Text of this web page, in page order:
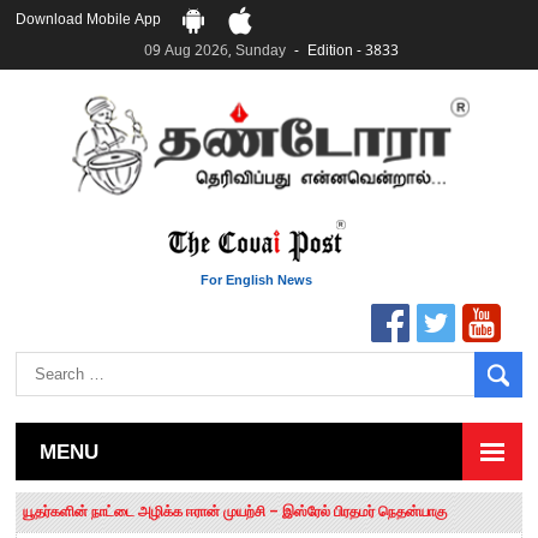
Download Mobile App
09 Aug 2026, Sunday
Edition - 3833
For English News
MENU
யூதர்களின் நாட்டை அழிக்க ஈரான் முயற்சி – இஸ்ரேல் பிரதமர் நெதன்யாகு
“மக்களால் நிராகரிக்கப்பட்டவர் ஸ்டாலின்!” – செங்கோட்டையன்